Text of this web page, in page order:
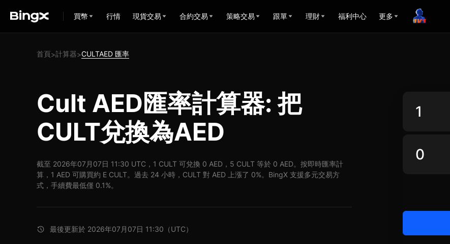
買幣 行情 現貨交易 合約交易 策略交易 跟單 理財 福利中心 更多
首頁>計算器>CULTAED 匯率
Cult AED匯率計算器: 把
CULT兌換為AED
截至 2026年07月07日 11:30 UTC，1 CULT 可兌換 0 AED，5 CULT 等於 0 AED。按即時匯率計
算，1 AED 可購買約 E CULT。過去 24 小時，CULT 對 AED 上漲了 0%。BingX 支援多元交易方
式，手續費最低僅 0.1%。
最後更新於 2026年07月07日 11:30（UTC）